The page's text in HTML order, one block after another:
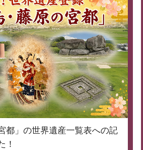
都」の世界遺産一覧表への記
！